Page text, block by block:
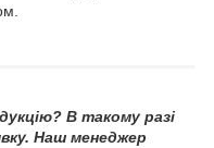
В такому разі
Наш менеджер